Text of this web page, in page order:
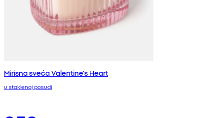
Mirisna sveća Valentine's Heart
u staklenoj posudi